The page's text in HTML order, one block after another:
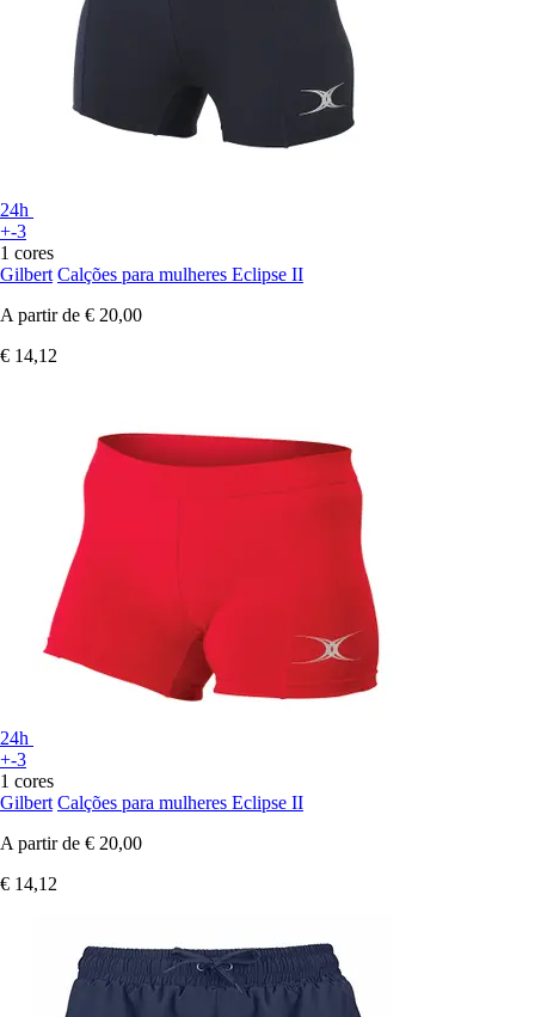
24h
+-3
1 cores
Gilbert Calções para mulheres Eclipse II
A partir de € 20,00
€ 14,12
24h
+-3
1 cores
Gilbert Calções para mulheres Eclipse II
A partir de € 20,00
€ 14,12